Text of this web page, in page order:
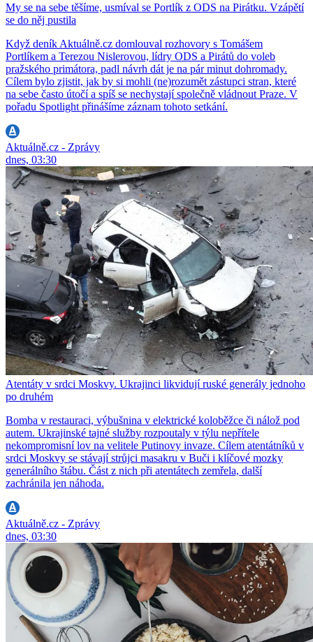
My se na sebe těšíme, usmíval se Portlík z ODS na Pirátku. Vzápětí
se do něj pustila
Když deník Aktuálně.cz domlouval rozhovory s Tomášem
Portlíkem a Terezou Nislerovou, lídry ODS a Pirátů do voleb
pražského primátora, padl návrh dát je na pár minut dohromady.
Cílem bylo zjistit, jak by si mohli (ne)rozumět zástupci stran, které
na sebe často útočí a spíš se nechystají společně vládnout Praze. V
pořadu Spotlight přinášíme záznam tohoto setkání.
Aktuálně.cz - Zprávy
dnes, 03:30
Atentáty v srdci Moskvy. Ukrajinci likvidují ruské generály jednoho
po druhém
Bomba v restauraci, výbušnina v elektrické koloběžce či nálož pod
autem. Ukrajinské tajné služby rozpoutaly v týlu nepřítele
nekompromisní lov na velitele Putinovy invaze. Cílem atentátníků v
srdci Moskvy se stávají strůjci masakru v Buči i klíčové mozky
generálního štábu. Část z nich při atentátech zemřela, další
zachránila jen náhoda.
Aktuálně.cz - Zprávy
dnes, 03:30